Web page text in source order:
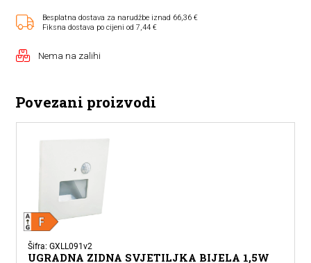
Besplatna dostava za narudžbe iznad 66,36 €
Fiksna dostava po cijeni od 7,44 €
Nema na zalihi
Povezani proizvodi
Šifra: GXLL091v2
UGRADNA ZIDNA SVJETILJKA BIJELA 1,5W